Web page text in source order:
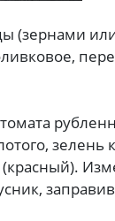
(зернами
зелень